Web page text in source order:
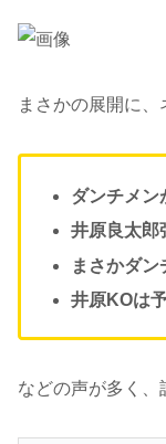
まさかの展開に、
ダンチメン
井原 良太郎
まさかダン
井原KOは
などの声が多く、